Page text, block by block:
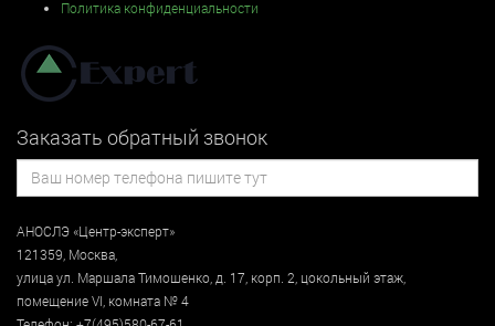
Политика конфиденциальности
Заказать обратный звонок
АНОСЛЭ «Центр-эксперт»
121359 Москва
улицаул. Маршала Тимошенко, д. 17, корп. 2, цокольный этаж
помещение VI, комната № 4